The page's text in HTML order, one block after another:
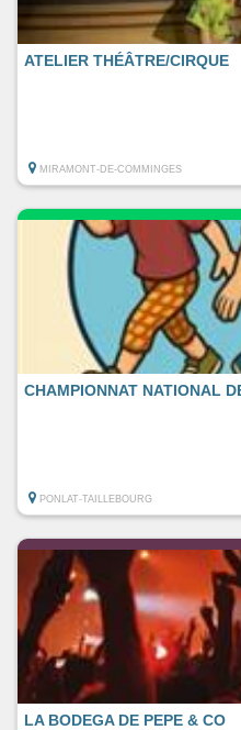
ATELIER THÉÂTRE/CIRQUE
MIRAMONT-DE-COMMINGES
CHAMPIONNAT NATIONAL
PONLAT-TAILLEBOURG
LA BODEGA DE PEPE & CO